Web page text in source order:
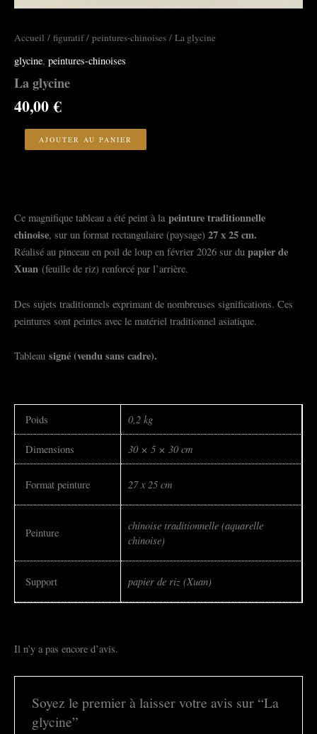
Accueil / figuratif/ peintures-chinoises / La glycine
glycine, peintures-chinoises
La glycine
40,00€
AJOUTER AU PANIER
Ce magnifique tableau a été peint à la peinture traditionnelle
chinoise, sur un format rectangulaire (paysage) 27 x 25 cm.
Réalisé au pinceau en poil de loup en février 2026 sur du papier de
Xuan (feuille de riz) renforcé par l’arrière.
Des sujets traditionnels exprimant de nombreuses significations. Ces
peintures sont peintes avec le matériel traditionnel asiatique.
Tableau signé (vendu sans cadre).
Poids 0,2 kg
Dimensions 30 × 5 × 30 cm
Format peinture 27 x 25 cm
Peinture
chinoise traditionnelle (aquarelle
chinoise)
Support papier de riz (Xuan)
Il n’y a pas encore d’avis.
Soyez le premier à laisser votre avis sur “La
glycine”